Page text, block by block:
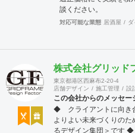
談ください。
対応可能な業態 居酒屋
株式会社グリッド
東京都港区西麻布2-20-4
店舗デザイン
施工管理 設
この会社からのメッセー
◆ クライアントに向き
よりよい未来づくりの
るデザイン集団＞です